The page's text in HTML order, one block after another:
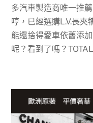
多汽車製造商唯一推
哼，已經選購L.V.長夾
能還捨得愛車依舊添
呢？看到了嗎？TOTAL